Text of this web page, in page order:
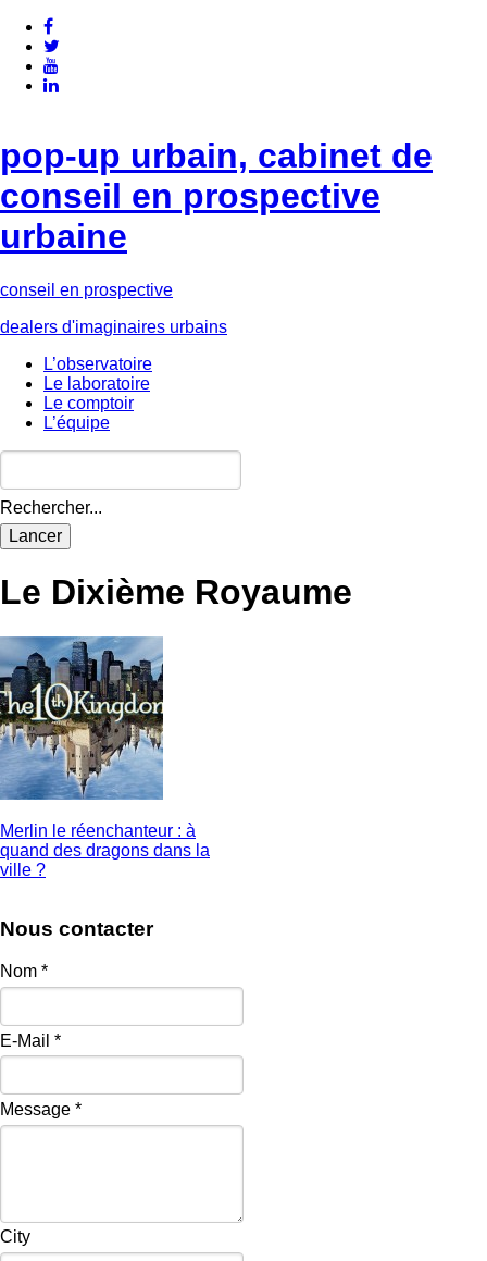
pop-up urbain, cabinet de
conseil en prospective
urbaine
conseil en prospective
dealers d'imaginaires urbains
L’observatoire
Le laboratoire
Le comptoir
L’équipe
Rechercher...
Le Dixième Royaume
Merlin le réenchanteur : à
quand des dragons dans la
ville ?
Nous contacter
Nom *
E-Mail *
Message *
City